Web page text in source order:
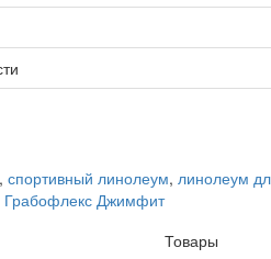
, спортивный линолеум, линолеум
Грабофлекс Джимфит
Товары